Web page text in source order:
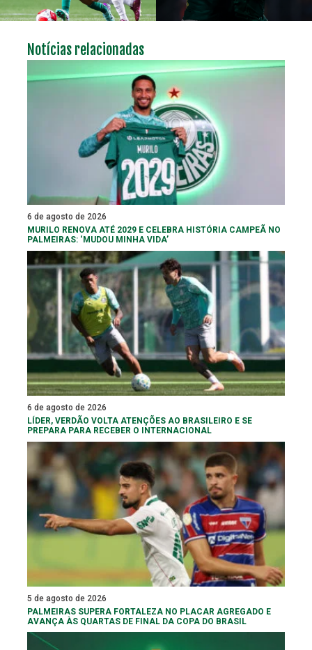
Notícias relacionadas
6 de agosto de 2026
MURILO RENOVA ATÉ 2029 E CELEBRA HISTÓRIA CAMPEÃ NO
PALMEIRAS: ‘MUDOU MINHA VIDA’
6 de agosto de 2026
LÍDER, VERDÃO VOLTA ATENÇÕES AO BRASILEIRO E SE
PREPARA PARA RECEBER O INTERNACIONAL
5 de agosto de 2026
PALMEIRAS SUPERA FORTALEZA NO PLACAR AGREGADO E
AVANÇA ÀS QUARTAS DE FINAL DA COPA DO BRASIL